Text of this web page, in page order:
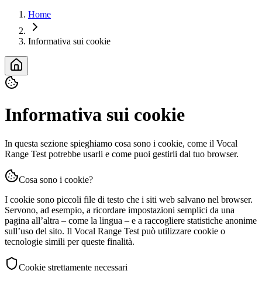
Home
Informativa sui cookie
Informativa sui cookie
In questa sezione spieghiamo cosa sono i cookie, come il Vocal
Range Test potrebbe usarli e come puoi gestirli dal tuo browser.
Cosa sono i cookie?
I cookie sono piccoli file di testo che i siti web salvano nel browser.
Servono, ad esempio, a ricordare impostazioni semplici da una
pagina all’altra – come la lingua – e a raccogliere statistiche anonime
sull’uso del sito. Il Vocal Range Test può utilizzare cookie o
tecnologie simili per queste finalità.
Cookie strettamente necessari